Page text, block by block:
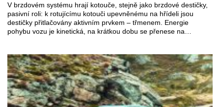
V brzdovém systému hrají kotouče, stejně jako brzdové destičky,
pasivní roli: k rotujícímu kotouči upevněnému na hřídeli jsou
destičky přitlačovány aktivním prvkem – třmenem. Energie
pohybu vozu je kinetická, na krátkou dobu se přenese na…